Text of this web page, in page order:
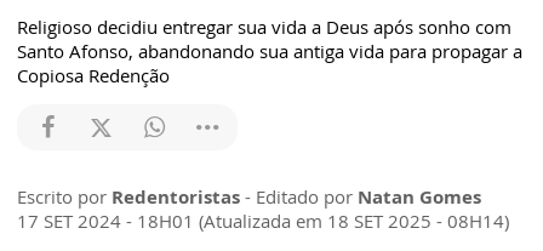
Religioso decidiu entregar sua vida a Deus após sonho com
Santo Afonso, abandonando sua antiga vida para propagar a
Copiosa Redenção
Escrito por Redentoristas - Editado por Natan Gomes
17 SET 2024 - 18H01 (Atualizada em 18 SET 2025 - 08H14)